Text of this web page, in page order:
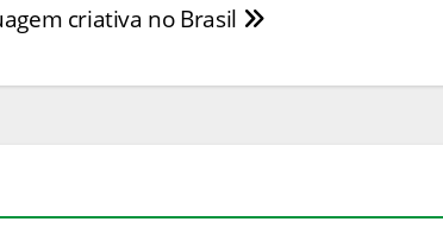
criativa no Brasil